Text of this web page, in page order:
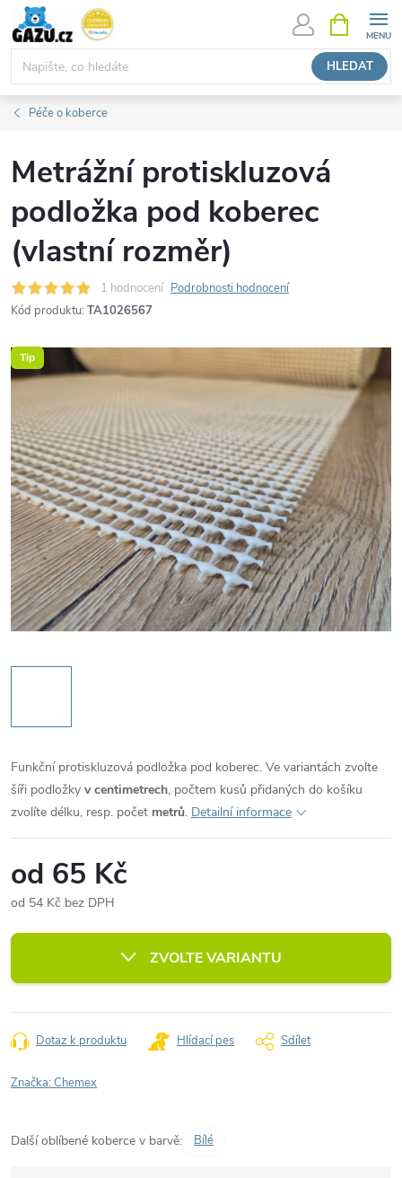
Přejít
obsah
HLEDAT
NÁKUPNÍ
KOŠÍK
Péče o koberce
Metrážní protiskluzová
podložka pod koberec
(vlastní rozměr)
1 hodnocení Podrobnosti hodnocení
Kód produktu: TA1026567
Tip
Funkční protiskluzová podložka pod koberec. Ve variantách zvolte
šíři podložky v centimetrech, počtem kusů přidaných do košíku
zvolíte délku, resp. počet metrů. Detailní informace
od 65 Kč
od 54 Kč bez DPH
cena:
ZVOLTE VARIANTU
Dotaz k produktu Hlídací pes Sdílet
Značka:Chemex
Další oblíbené koberce v barvě: Bílé